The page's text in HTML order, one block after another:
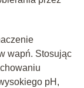
wapń. Stosując
pH,